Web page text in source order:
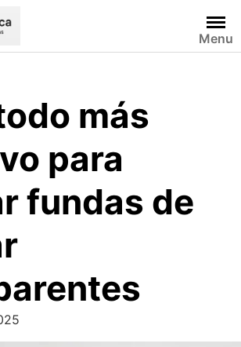
Menu
más
para
fundas de